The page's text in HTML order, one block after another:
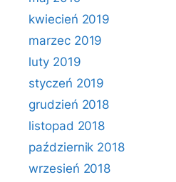
kwiecień 2019
marzec 2019
luty 2019
styczeń 2019
grudzień 2018
listopad 2018
październik 2018
wrzesień 2018